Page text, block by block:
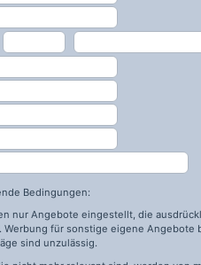
Bedingungen:
nur Angebote eingestellt, die
Werbung für sonstige eigene Angebote
sind unzulässig.